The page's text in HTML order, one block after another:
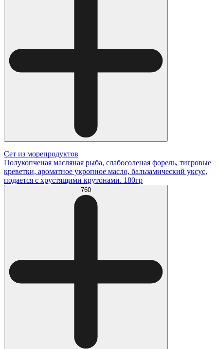
Сет из морепродуктов
Полукопченая масляная рыба, слабосоленая форель, тигровые
креветки, ароматное укропное масло, бальзамический уксус,
подается с хрустящими крутонами. 180гр
760